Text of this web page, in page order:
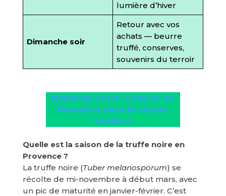
lumière d’hiver
Dimanche soir
Retour avec vos
achats — beurre
truffé, conserves,
souvenirs du terroir
Réservez votre location en
Provence pour la saison
truffière
Quelle est la saison de la truffe noire en
Provence ?
La truffe noire (Tuber melanosporum) se
récolte de mi-novembre à début mars, avec
un pic de maturité en janvier-février. C’est